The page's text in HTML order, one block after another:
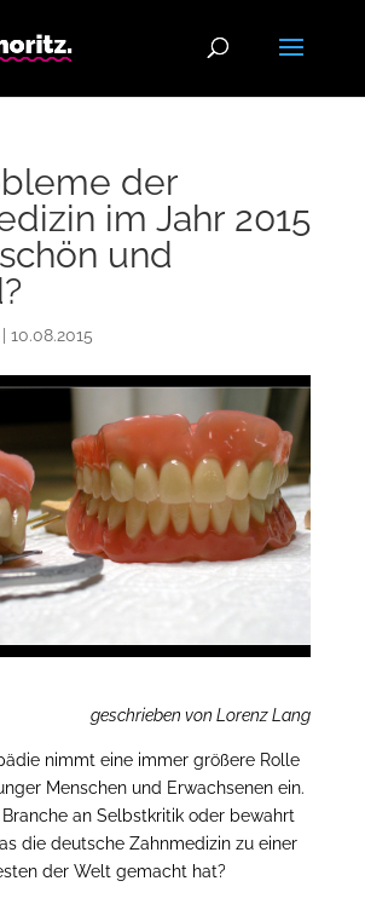
der
im Jahr 2015
und
10.08.2015
geschrieben von Lorenz Lang
nimmt eine immer größere Rolle
Menschen und Erwachsenen ein.
an Selbstkritik oder bewahrt
die deutsche Zahnmedizin zu einer
der Welt gemacht hat?